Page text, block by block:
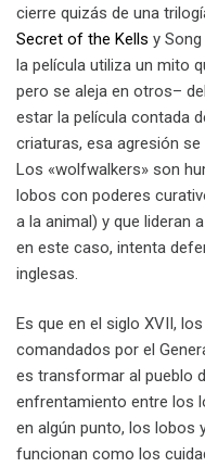
cierre quizás de una
Secret of the Kells y
la película utiliza un mito
pero se aleja en otros–
estar la película contada
criaturas, esa agresión
Los «wolfwalkers» son
lobos con poderes
a la animal) y que lideran
en este caso, intenta
inglesas.
Es que en el siglo XVII,
comandados por el
es transformar al pueblo
enfrentamiento entre los
en algún punto, los lobos
funcionan como los